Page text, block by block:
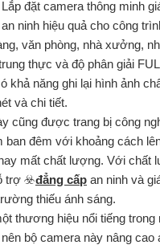
đặt camera thông minh
ninh hiệu quả cho công
văn phòng, nhà xưởng,
thực và độ phân giải
khả năng ghi lại hình ảnh
và chi tiết.
cũng được trang bị công
ban đêm với khoảng cách
mất chất lượng. Với chất
trợ ☣️đẳng cấp an ninh và
thiếu ánh sáng.
thương hiệu nổi tiếng trong
bộ camera này nâng cao